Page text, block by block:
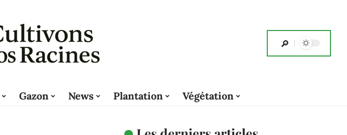
Gazon News Plantation Végétation